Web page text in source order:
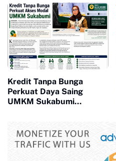
Lindungi Permukiman
Warga
Kredit Tanpa Bunga
Perkuat Daya Saing
UMKM Sukabumi